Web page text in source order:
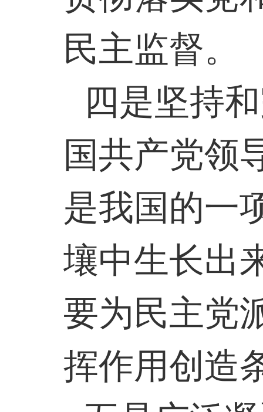
民主监督。
四是坚持
国共产党领
是我国的一
壤中生长出
要为民主党
挥作用创造